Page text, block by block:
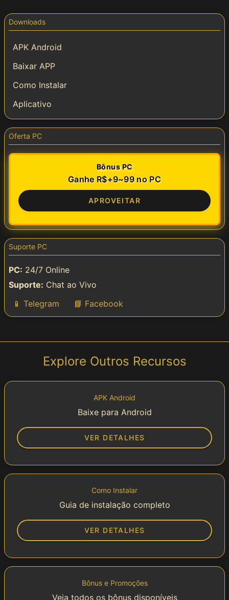
Downloads
APK Android
Baixar APP
Como Instalar
Aplicativo
Oferta PC
Bônus PC
Ganhe R$+9~99 no PC
APROVEITAR
Suporte PC
PC: 24/7 Online
Suporte: Chat ao Vivo
📱 Telegram
📘 Facebook
Explore Outros Recursos
APK Android
Baixe para Android
VER DETALHES
Como Instalar
Guia de instalação completo
VER DETALHES
Bônus e Promoções
Veja todos os bônus disponíveis